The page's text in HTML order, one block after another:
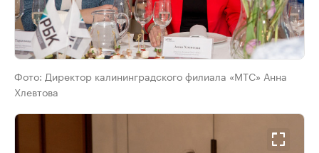
Фото: Директор калининградского филиала «МТС» Анна
Хлевтова